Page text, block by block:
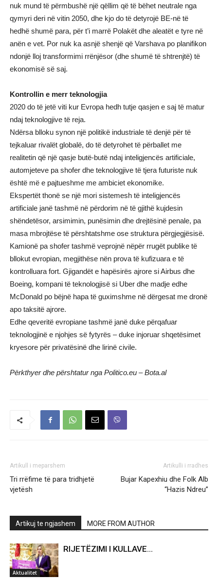
nuk mund të përmbushë një qëllim që të bëhet neutrale nga
qymyri deri në vitin 2050, dhe kjo do të detyrojë BE-në të
hedhë shumë para, për t’i marrë Polakët dhe aleatët e tyre në
anën e vet. Por nuk ka asnjë shenjë që Varshava po planifikon
ndonjë lloj transformimi rrënjësor (dhe shumë të shtrenjtë) të
ekonomisë së saj.
Kontrollin e merr teknologjia
2020 do të jetë viti kur Evropa hedh tutje qasjen e saj të matur
ndaj teknologjive të reja.
Ndërsa blloku synon një politikë industriale të denjë për të
tejkaluar rivalët globalë, do të detyrohet të përballet me
realitetin që një qasje butë-butë ndaj inteligjencës artificiale,
automjeteve pa shofer dhe teknologjive të tjera futuriste nuk
është më e pajtueshme me ambiciet ekonomike.
Ekspertët thonë se një mori sistemesh të inteligjencës
artificiale janë tashmë në përdorim në të gjithë kujdesin
shëndetësor, arsimimin, punësimin dhe drejtësinë penale, pa
masa mbrojtëse të përshtatshme ose struktura përgjegjësisë.
Kamionë pa shofer tashmë veprojnë nëpër rrugët publike të
bllokut evropian, megjithëse nën prova të kufizuara e të
kontrolluara fort. Gjigandët e hapësirës ajrore si Airbus dhe
Boeing, kompani të teknologjisë si Uber dhe madje edhe
McDonald po bëjnë hapa të guximshme në dërgesat me dronë
apo taksitë ajrore.
Edhe qeveritë evropiane tashmë janë duke përqafuar
teknologjinë e njohjes së fytyrës – duke injoruar shqetësimet
kryesore për privatësinë dhe lirinë civile.
Përkthyer dhe përshtatur nga Politico.eu – Bota.al
Artikull i meparshem
Tri rrëfime të para tridhjetë
vjetësh
Artikulli i rradhes
Bujar Kapexhiu dhe Folk Alb
“Hazis Ndreu”
Artikuj te ngjashem MORE FROM AUTHOR
Aktualitet
RIJETËZIMI I KULLAVE…